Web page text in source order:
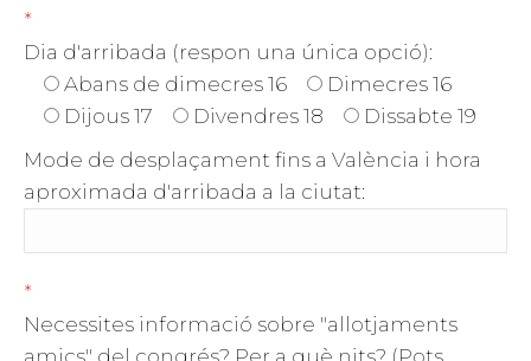
*
Dia d'arribada (respon una única opció):
Abans de dimecres 16
Dimecres 16
Dijous 17
Divendres 18
Dissabte 19
Mode de desplaçament fins a València i hora
aproximada d'arribada a la ciutat:
*
Necessites informació sobre "allotjaments
amics" del congrés? Per a què nits? (Pots